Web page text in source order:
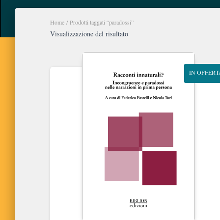
Home / Prodotti taggati “paradossi”
Visualizzazione del risultato
IN